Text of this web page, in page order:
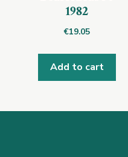
1982
€19.05
Add to cart